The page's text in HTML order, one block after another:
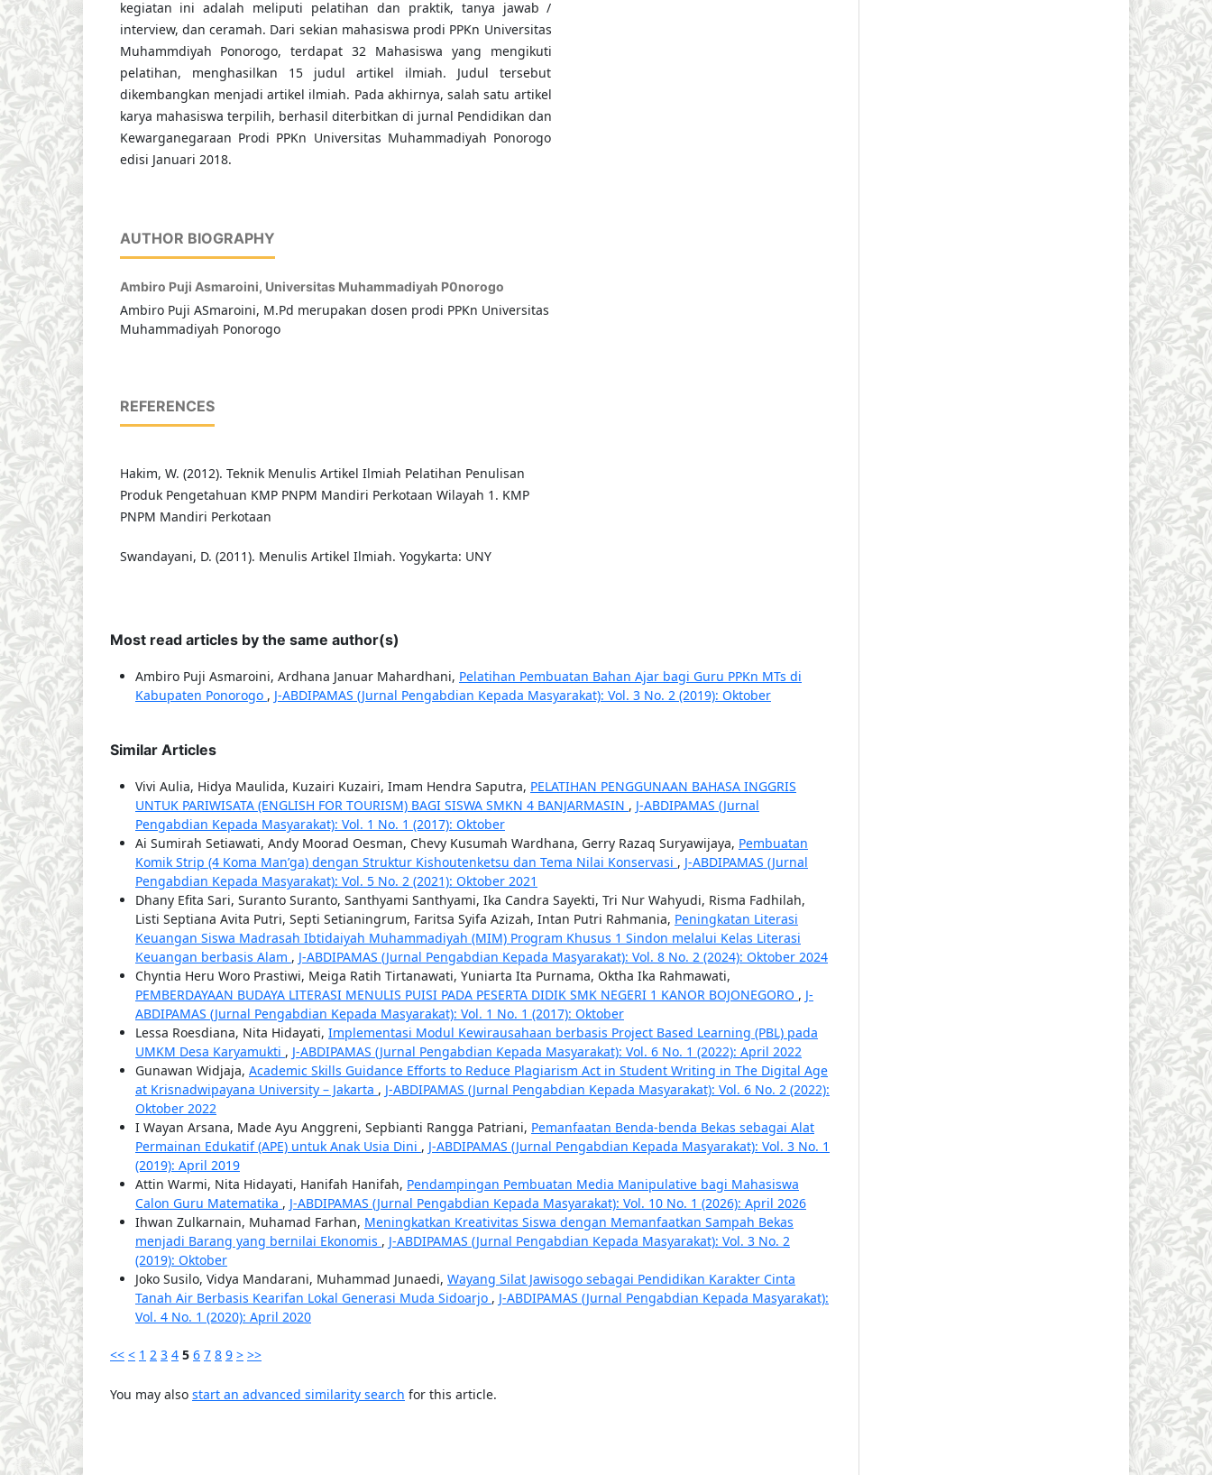
kegiatan ini adalah meliputi pelatihan dan praktik, tanya jawab /
interview, dan ceramah. Dari sekian mahasiswa prodi PPKn Universitas
Muhammdiyah Ponorogo, terdapat 32 Mahasiswa yang mengikuti
pelatihan, menghasilkan 15 judul artikel ilmiah. Judul tersebut
dikembangkan menjadi artikel ilmiah. Pada akhirnya, salah satu artikel
karya mahasiswa terpilih, berhasil diterbitkan di jurnal Pendidikan dan
Kewarganegaraan Prodi PPKn Universitas Muhammadiyah Ponorogo
edisi Januari 2018.
AUTHOR BIOGRAPHY
Ambiro Puji Asmaroini, Universitas Muhammadiyah P0norogo
Ambiro Puji ASmaroini, M.Pd merupakan dosen prodi PPKn Universitas
Muhammadiyah Ponorogo
REFERENCES
Hakim, W. (2012). Teknik Menulis Artikel Ilmiah Pelatihan Penulisan
Produk Pengetahuan KMP PNPM Mandiri Perkotaan Wilayah 1. KMP
PNPM Mandiri Perkotaan
Swandayani, D. (2011). Menulis Artikel Ilmiah. Yogykarta: UNY
Most read articles by the same author(s)
Ambiro Puji Asmaroini, Ardhana Januar Mahardhani, Pelatihan Pembuatan Bahan Ajar bagi Guru PPKn MTs di
Kabupaten Ponorogo , J-ABDIPAMAS (Jurnal Pengabdian Kepada Masyarakat): Vol. 3 No. 2 (2019): Oktober
Similar Articles
Vivi Aulia, Hidya Maulida, Kuzairi Kuzairi, Imam Hendra Saputra, PELATIHAN PENGGUNAAN BAHASA INGGRIS
UNTUK PARIWISATA (ENGLISH FOR TOURISM) BAGI SISWA SMKN 4 BANJARMASIN , J-ABDIPAMAS (Jurnal
Pengabdian Kepada Masyarakat): Vol. 1 No. 1 (2017): Oktober
Ai Sumirah Setiawati, Andy Moorad Oesman, Chevy Kusumah Wardhana, Gerry Razaq Suryawijaya, Pembuatan
Komik Strip (4 Koma Man’ga) dengan Struktur Kishoutenketsu dan Tema Nilai Konservasi , J-ABDIPAMAS (Jurnal
Pengabdian Kepada Masyarakat): Vol. 5 No. 2 (2021): Oktober 2021
Dhany Efita Sari, Suranto Suranto, Santhyami Santhyami, Ika Candra Sayekti, Tri Nur Wahyudi, Risma Fadhilah,
Listi Septiana Avita Putri, Septi Setianingrum, Faritsa Syifa Azizah, Intan Putri Rahmania, Peningkatan Literasi
Keuangan Siswa Madrasah Ibtidaiyah Muhammadiyah (MIM) Program Khusus 1 Sindon melalui Kelas Literasi
Keuangan berbasis Alam , J-ABDIPAMAS (Jurnal Pengabdian Kepada Masyarakat): Vol. 8 No. 2 (2024): Oktober 2024
Chyntia Heru Woro Prastiwi, Meiga Ratih Tirtanawati, Yuniarta Ita Purnama, Oktha Ika Rahmawati,
PEMBERDAYAAN BUDAYA LITERASI MENULIS PUISI PADA PESERTA DIDIK SMK NEGERI 1 KANOR BOJONEGORO , J-
ABDIPAMAS (Jurnal Pengabdian Kepada Masyarakat): Vol. 1 No. 1 (2017): Oktober
Lessa Roesdiana, Nita Hidayati, Implementasi Modul Kewirausahaan berbasis Project Based Learning (PBL) pada
UMKM Desa Karyamukti , J-ABDIPAMAS (Jurnal Pengabdian Kepada Masyarakat): Vol. 6 No. 1 (2022): April 2022
Gunawan Widjaja, Academic Skills Guidance Efforts to Reduce Plagiarism Act in Student Writing in The Digital Age
at Krisnadwipayana University – Jakarta , J-ABDIPAMAS (Jurnal Pengabdian Kepada Masyarakat): Vol. 6 No. 2 (2022):
Oktober 2022
I Wayan Arsana, Made Ayu Anggreni, Sepbianti Rangga Patriani, Pemanfaatan Benda-benda Bekas sebagai Alat
Permainan Edukatif (APE) untuk Anak Usia Dini , J-ABDIPAMAS (Jurnal Pengabdian Kepada Masyarakat): Vol. 3 No. 1
(2019): April 2019
Attin Warmi, Nita Hidayati, Hanifah Hanifah, Pendampingan Pembuatan Media Manipulative bagi Mahasiswa
Calon Guru Matematika , J-ABDIPAMAS (Jurnal Pengabdian Kepada Masyarakat): Vol. 10 No. 1 (2026): April 2026
Ihwan Zulkarnain, Muhamad Farhan, Meningkatkan Kreativitas Siswa dengan Memanfaatkan Sampah Bekas
menjadi Barang yang bernilai Ekonomis , J-ABDIPAMAS (Jurnal Pengabdian Kepada Masyarakat): Vol. 3 No. 2
(2019): Oktober
Joko Susilo, Vidya Mandarani, Muhammad Junaedi, Wayang Silat Jawisogo sebagai Pendidikan Karakter Cinta
Tanah Air Berbasis Kearifan Lokal Generasi Muda Sidoarjo , J-ABDIPAMAS (Jurnal Pengabdian Kepada Masyarakat):
Vol. 4 No. 1 (2020): April 2020
<< < 1 2 3 4 5 6 7 8 9 > >>
You may also start an advanced similarity search for this article.